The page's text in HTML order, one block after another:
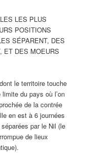
LES PLUS
POSITIONS
SÉPARENT, DES
ET DES MOEURS
le territoire touche
du pays où l’on
de la contrée
en est à 6 journées
par le Nil (le
de lieux